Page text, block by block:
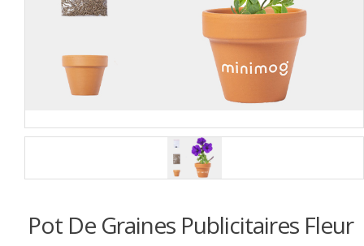
Pot De Graines Publicitaires Fleur